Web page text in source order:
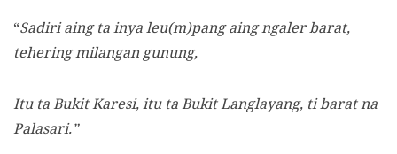
“Sadiri aing ta inya leu(m)pang aing ngaler barat,
tehering milangan gunung,
Itu ta Bukit Karesi, itu ta Bukit Langlayang, ti barat na
Palasari.”